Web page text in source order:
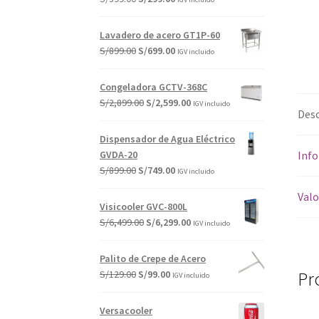
original
era:
actual
Lavadero de acero GT1P-60
S/899.00 El
original
era:
S/899.00.
S/699.00El
actual
es:
IGV incluido
Congeladora GCTV-368C
S/2,899.00 El
original
S/2,899.00.
S/2,599.00El
actual
IGV incluido
Dispensador de Agua Eléctrico
GVDA-20
S/899.00 El
original
era:
S/899.00.
S/749.00El
actual
es:
IGV incluido
Visicooler GVC-800L
S/6,499.00 El
original
era:
S/6,299.00ElIGV incluido
Palito de Crepe de Acero
S/129.00 El
original
S/99.00ElIGV incluido
Versacooler